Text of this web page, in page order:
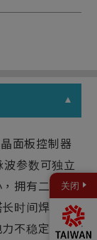
面板控制器
参数可独立
拥有二次定
时间焊接确
不稳定影
关闭